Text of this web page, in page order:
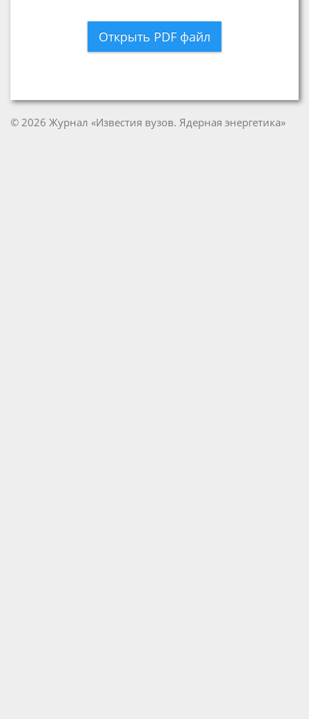
Открыть PDF файл
© 2026 Журнал «Известия вузов. Ядерная энергетика»